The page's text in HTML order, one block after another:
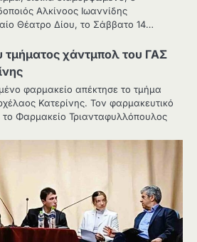
Αλκίνοος Ιωαννίδης
Θέατρο Δίου, το Σάββατο 14…
τμήματος χάντμπολ του ΓΑΣ
φαρμακείο απέκτησε το τμήμα
Κατερίνης. Τον φαρμακευτικό
Φαρμακείο Τριανταφυλλόπουλος